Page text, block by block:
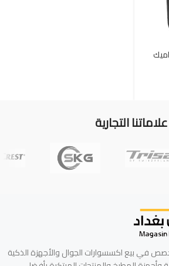
علاماتنا التجارية
في بيع اكسسوارات الجوال والأجهزة الذكية